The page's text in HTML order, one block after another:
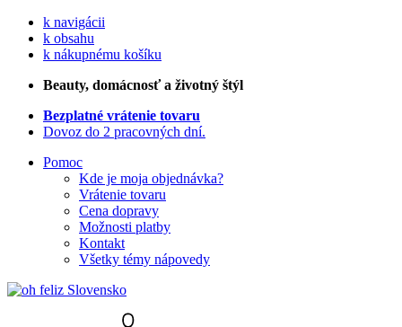
k navigácii
k obsahu
k nákupnému košíku
Beauty, domácnosť a životný štýl
Bezplatné vrátenie tovaru
Dovoz do 2 pracovných dní.
Pomoc
Kde je moja objednávka?
Vrátenie tovaru
Cena dopravy
Možnosti platby
Kontakt
Všetky témy nápovedy